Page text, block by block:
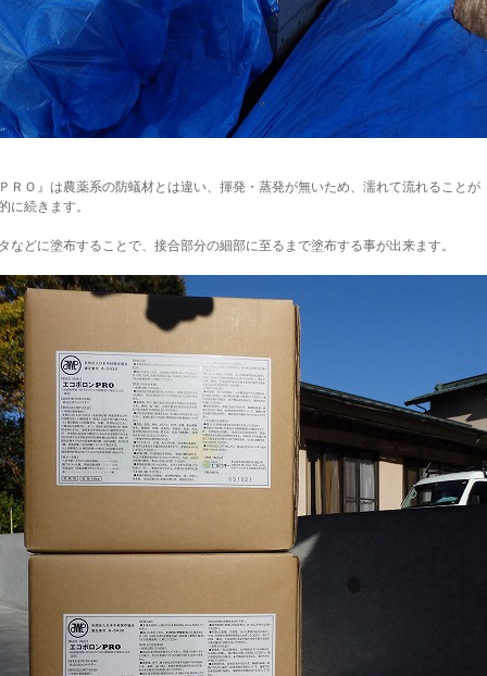
ＲＯ』は農薬系の防蟻材とは違い、揮発・蒸発が無いため、濡れて流れることが
に続きます。
などに塗布することで、接合部分の細部に至るまで塗布する事が出来ます。